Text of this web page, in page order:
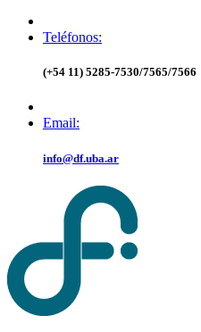
Teléfonos:
(+54 11) 5285-7530/7565/7566
Email:
info@df.uba.ar